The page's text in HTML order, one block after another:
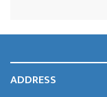
ADDRESS